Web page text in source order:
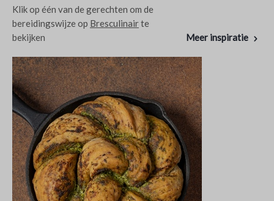
Klik op één van de gerechten om de
bereidingswijze op Bresculinairte
bekijken
Meer inspiratie